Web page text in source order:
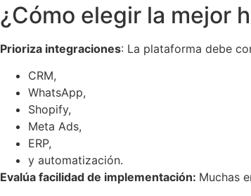
¿Cómo elegir la mejor
Prioriza integraciones: La plataforma debe
CRM,
WhatsApp,
Shopify,
Meta Ads,
ERP,
y automatización.
Evalúa facilidad de implementación: Muchas